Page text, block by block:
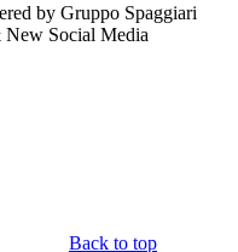
by Gruppo Spaggiari
Social Media
Back to top